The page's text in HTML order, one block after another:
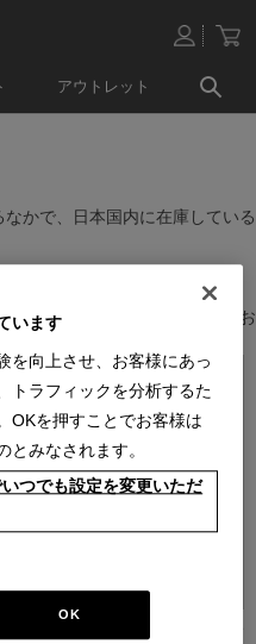
アウトレット
なかで、日本国内に在庫している
きます。
、最新の在庫状況についてはお
います
を向上させ、お客様にあっ
トラフィックを分析するた
OKを押すことでお客様は
とみなされます。
つでも設定を変更いただ
OK